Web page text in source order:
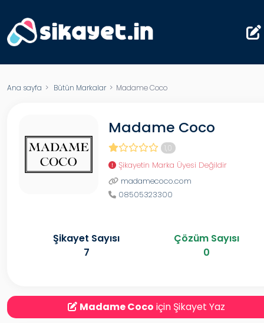
Ana sayfa > Bütün Markalar> Madame Coco
Madame Coco
1,0
Şikayetin Marka Üyesi Değildir
madamecoco.com
08505323300
Şikayet Sayısı
7
Çözüm Sayısı
0
Madame Coco için Şikayet Yaz